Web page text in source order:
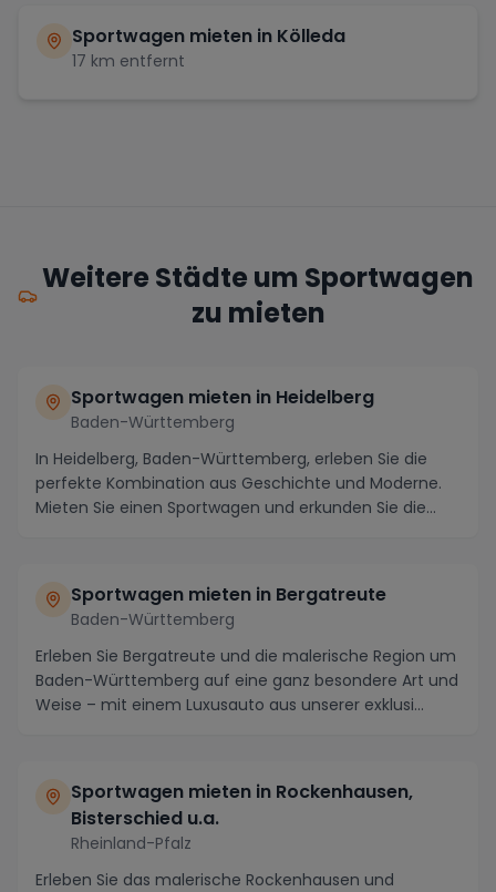
Sportwagen mieten in Kölleda
17 km entfernt
Weitere Städte um Sportwagen
zu mieten
Sportwagen mieten in Heidelberg
Baden-Württemberg
In Heidelberg, Baden-Württemberg, erleben Sie die
perfekte Kombination aus Geschichte und Moderne.
Mieten Sie einen Sportwagen und erkunden Sie die
Sportwagen mieten in Bergatreute
Baden-Württemberg
Erleben Sie Bergatreute und die malerische Region um
Baden-Württemberg auf eine ganz besondere Art und
Weise – mit einem Luxusauto aus unserer exklusi...
Sportwagen mieten in Rockenhausen,
Bisterschied u.a.
Rheinland-Pfalz
Erleben Sie das malerische Rockenhausen und